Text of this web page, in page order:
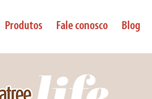
Produtos Fale conosco Blog